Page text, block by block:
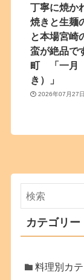
丁寧に焼か
焼きと生麺
と本場宮崎
蛮が絶品
町 「一月
き）」
2026年07月27
カテゴリー
料理別カ